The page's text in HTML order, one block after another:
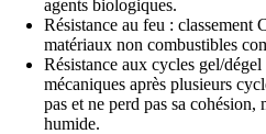
agents biologiques.
Résistance au feu : classement
matériaux non combustibles
Résistance aux cycles gel/
mécaniques après plusieurs
pas et ne perd pas sa
humide.